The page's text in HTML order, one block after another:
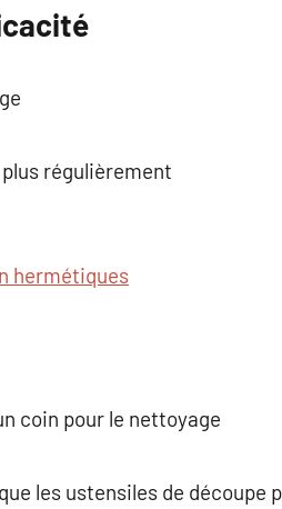
régulièrement
hermétiques
coin pour le nettoyage
les ustensiles de découpe